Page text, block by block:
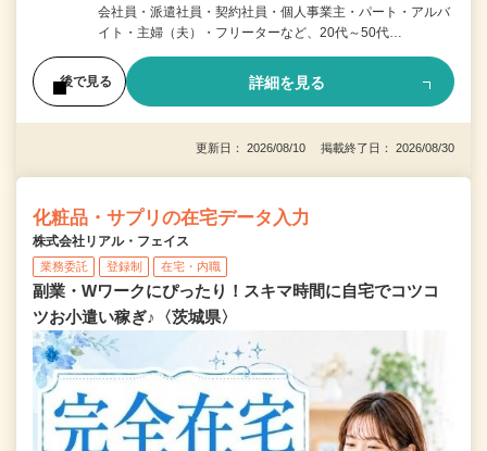
会社員・派遣社員・契約社員・個人事業主・パート・アルバ
イト・主婦（夫）・フリーターなど、20代～50代…
後で見る 詳細を見る
更新日： 2026/08/10 掲載終了日： 2026/08/30
化粧品・サプリの在宅データ入力
株式会社リアル・フェイス
業務委託 登録制 在宅・内職
副業・Wワークにぴったり！スキマ時間に自宅でコツコ
ツお小遣い稼ぎ♪〈茨城県〉